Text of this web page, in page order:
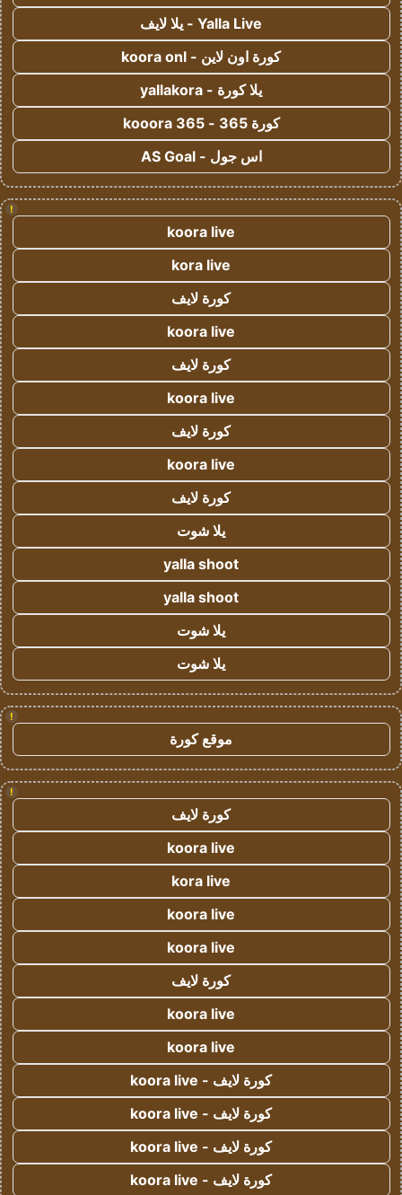
Yalla Live - يلا لايف
كورة اون لاين - koora onl
يلا كورة - yallakora
كورة 365 - kooora 365
اس جول - AS Goal
!
koora live
kora live
كورة لايف
koora live
كورة لايف
koora live
كورة لايف
koora live
كورة لايف
يلا شوت
yalla shoot
yalla shoot
يلا شوت
يلا شوت
!
موقع كورة
!
كورة لايف
koora live
kora live
koora live
koora live
كورة لايف
koora live
koora live
كورة لايف - koora live
كورة لايف - koora live
كورة لايف - koora live
كورة لايف - koora live